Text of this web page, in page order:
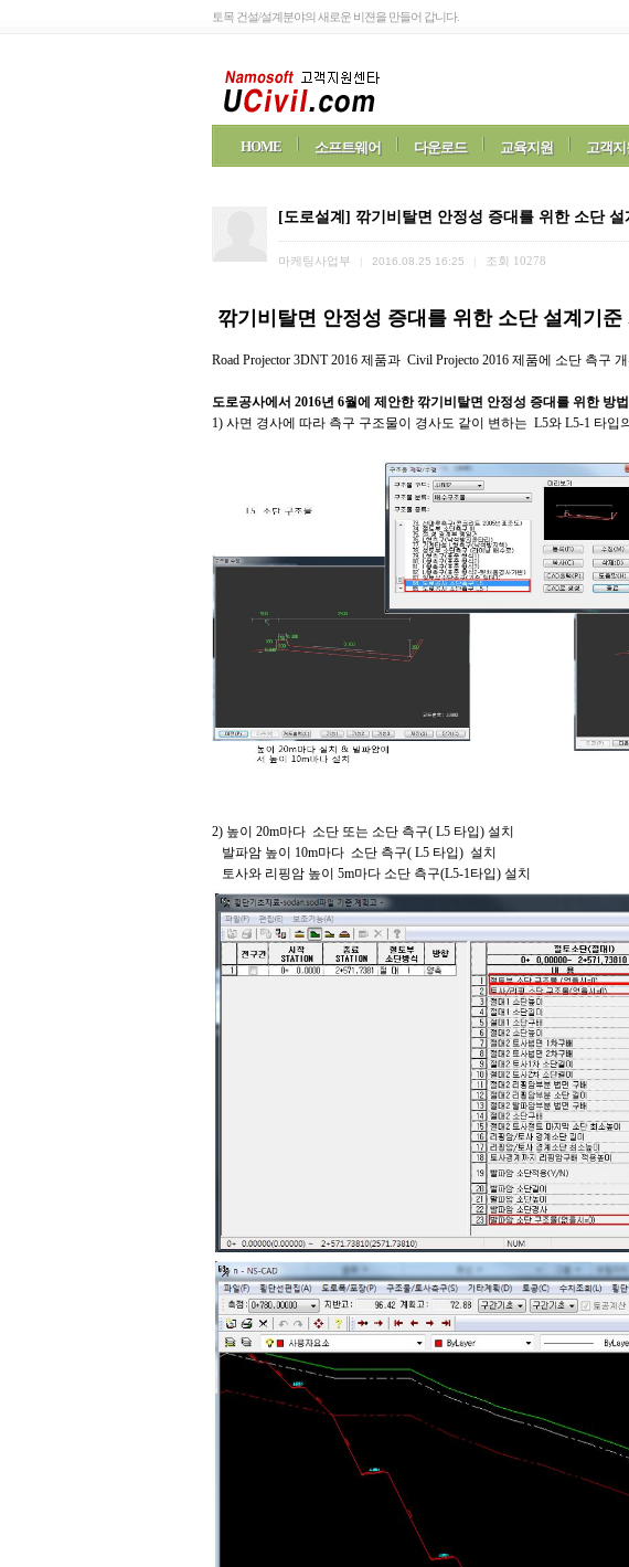
토목 건설/설계분야의 새로운 비젼을 만들어 갑니다.
HOME 소프트웨어 다운로드 교육지원 고객지
[도로설계] 깎기비탈면 안정성 증대를 위한 소단
마케팅사업부 2016.08.25 16:25 조회 10278
깎기비탈면 안정성 증대를 위한 소단 설계기
Road Projector 3DNT 2016 제품과 Civil Projecto 2016 제품에 소단 측구
도로공사에서 2016년 6월에 제안한 깎기비탈면 안정성 증대를 위한 방
1) 사면 경사에 따라 측구 구조물이 경사도 같이 변하는 L5와 L5-1 타입
2) 높이 20m마다 소단 또는 소단 측구( L5 타입) 설치
발파암 높이 10m마다 소단 측구( L5 타입) 설치
토사와 리핑암 높이 5m마다 소단 측구(L5-1타입) 설치